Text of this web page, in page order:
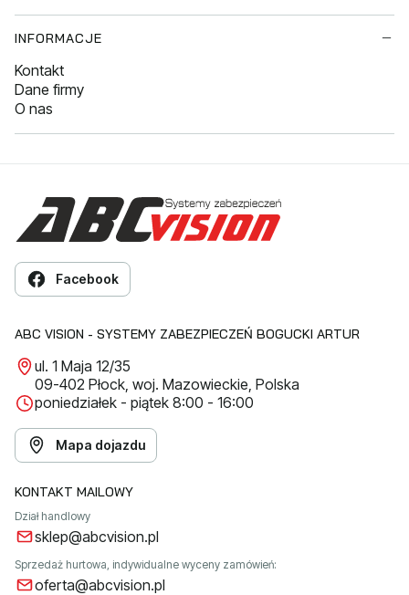
INFORMACJE
Kontakt
Dane firmy
O nas
Facebook
ABC VISION - SYSTEMY ZABEZPIECZEŃ BOGUCKI ARTUR
ul. 1 Maja 12/35
09-402 Płock, woj. Mazowieckie, Polska
poniedziałek - piątek 8:00 - 16:00
Mapa dojazdu
KONTAKT MAILOWY
Dział handlowy
sklep@abcvision.pl
Sprzedaż hurtowa, indywidualne wyceny zamówień:
oferta@abcvision.pl